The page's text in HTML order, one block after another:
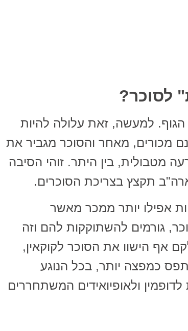
לסוכר?
למעשה, זאת עלולה להיות
מכורים, מאחר והסוכר מגביר את
מטבולית, בין היתר. זוהי הסיבה
תקצץ בצריכת הסוכרים.
אפילו יותר ממכר מאשר
גורמים להשתוקקות להם וזה
אף הישוו את הסוכר לקוקאין,
כמפצה יותר, בכל הנוגע
לדופמין ולאופיואידים המשתחררים